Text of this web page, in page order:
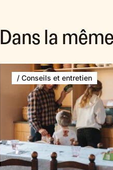
Dans la
/ Conseils et entretien